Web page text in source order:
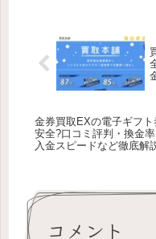
金券買取EXの電子ギフト
安全?口コミ評判・換金率
入金スピードなど徹底解
コメント